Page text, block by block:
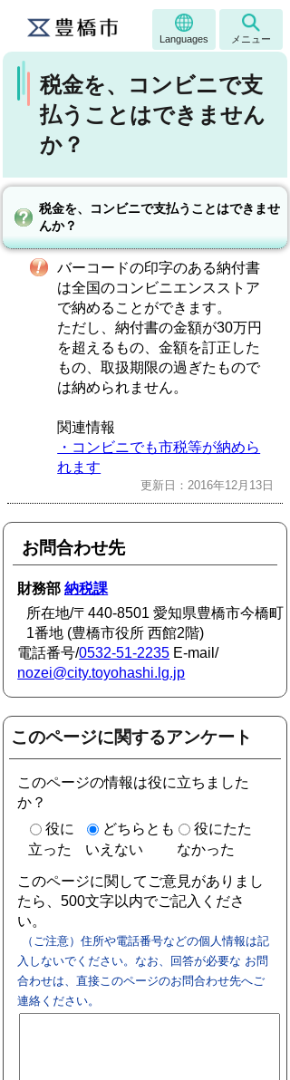
Languages メニュー
税金を、コンビニで支
払うことはできません
か？
税金を、コンビニで支払うことはできませ
んか？
バーコードの印字のある納付書
は全国のコンビニエンスストア
で納めることができます。
ただし、納付書の金額が30万円
を超えるもの、金額を訂正した
もの、取扱期限の過ぎたもので
は納められません。
関連情報
・コンビニでも市税等が納めら
れます
更新日：2016年12月13日
お問合わせ先
財務部納税課
所在地/〒440-8501 愛知県豊橋市今橋町
1番地 (豊橋市役所 西館2階)
電話番号/0532-51-2235 E-mail/
nozei@city.toyohashi.lg.jp
このページに関するアンケート
このページの情報は役に立ちました
か？
役に
立った
どちらとも
いえない
役にたた
なかった
このページに関してご意見がありまし
たら、500文字以内でご記入くださ
い。
（ご注意）住所や電話番号などの個人情報は記
入しないでください。なお、回答が必要な お問
合わせは、直接このページのお問合わせ先へご
連絡ください。